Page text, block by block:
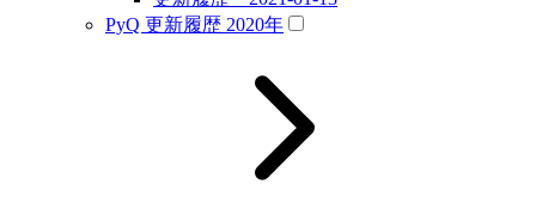
PyQ 更新履歴 2020年